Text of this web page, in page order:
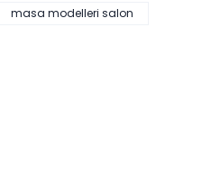
masa modelleri salon